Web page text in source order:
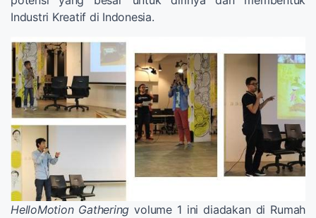
Industri Kreatif di Indonesia.
HelloMotion Gathering volume 1 ini diadakan di Rumah